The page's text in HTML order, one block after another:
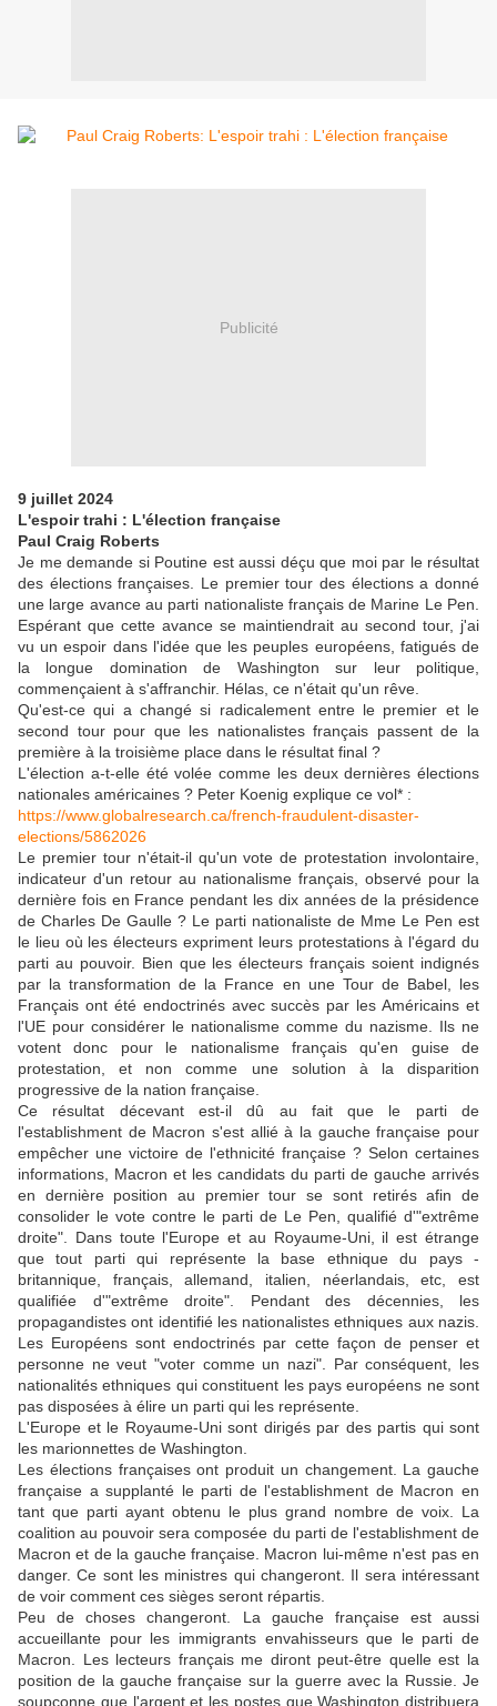
Publicité
9 juillet 2024
L'espoir trahi : L'élection française
Paul Craig Roberts
Je me demande si Poutine est aussi déçu que moi par le résultat
des élections françaises. Le premier tour des élections a donné
une large avance au parti nationaliste français de Marine Le Pen.
Espérant que cette avance se maintiendrait au second tour, j'ai
vu un espoir dans l'idée que les peuples européens, fatigués de
la longue domination de Washington sur leur politique,
commençaient à s'affranchir. Hélas, ce n'était qu'un rêve.
Qu'est-ce qui a changé si radicalement entre le premier et le
second tour pour que les nationalistes français passent de la
première à la troisième place dans le résultat final ?
L'élection a-t-elle été volée comme les deux dernières élections
nationales américaines ? Peter Koenig explique ce vol* :
https://www.globalresearch.ca/french-fraudulent-disaster-
elections/5862026
Le premier tour n'était-il qu'un vote de protestation involontaire,
indicateur d'un retour au nationalisme français, observé pour la
dernière fois en France pendant les dix années de la présidence
de Charles De Gaulle ? Le parti nationaliste de Mme Le Pen est
le lieu où les électeurs expriment leurs protestations à l'égard du
parti au pouvoir. Bien que les électeurs français soient indignés
par la transformation de la France en une Tour de Babel, les
Français ont été endoctrinés avec succès par les Américains et
l'UE pour considérer le nationalisme comme du nazisme. Ils ne
votent donc pour le nationalisme français qu'en guise de
protestation, et non comme une solution à la disparition
progressive de la nation française.
Ce résultat décevant est-il dû au fait que le parti de
l'establishment de Macron s'est allié à la gauche française pour
empêcher une victoire de l'ethnicité française ? Selon certaines
informations, Macron et les candidats du parti de gauche arrivés
en dernière position au premier tour se sont retirés afin de
consolider le vote contre le parti de Le Pen, qualifié d'"extrême
droite". Dans toute l'Europe et au Royaume-Uni, il est étrange
que tout parti qui représente la base ethnique du pays -
britannique, français, allemand, italien, néerlandais, etc, est
qualifiée d'"extrême droite". Pendant des décennies, les
propagandistes ont identifié les nationalistes ethniques aux nazis.
Les Européens sont endoctrinés par cette façon de penser et
personne ne veut "voter comme un nazi". Par conséquent, les
nationalités ethniques qui constituent les pays européens ne sont
pas disposées à élire un parti qui les représente.
L'Europe et le Royaume-Uni sont dirigés par des partis qui sont
les marionnettes de Washington.
Les élections françaises ont produit un changement. La gauche
française a supplanté le parti de l'establishment de Macron en
tant que parti ayant obtenu le plus grand nombre de voix. La
coalition au pouvoir sera composée du parti de l'establishment de
Macron et de la gauche française. Macron lui-même n'est pas en
danger. Ce sont les ministres qui changeront. Il sera intéressant
de voir comment ces sièges seront répartis.
Peu de choses changeront. La gauche française est aussi
accueillante pour les immigrants envahisseurs que le parti de
Macron. Les lecteurs français me diront peut-être quelle est la
position de la gauche française sur la guerre avec la Russie. Je
soupçonne que l'argent et les postes que Washington distribuera